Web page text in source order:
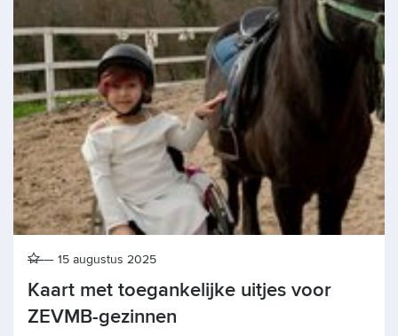
Kaart met toegankelijke uitjes voor
ZEVMB-gezinnen
15 augustus 2025